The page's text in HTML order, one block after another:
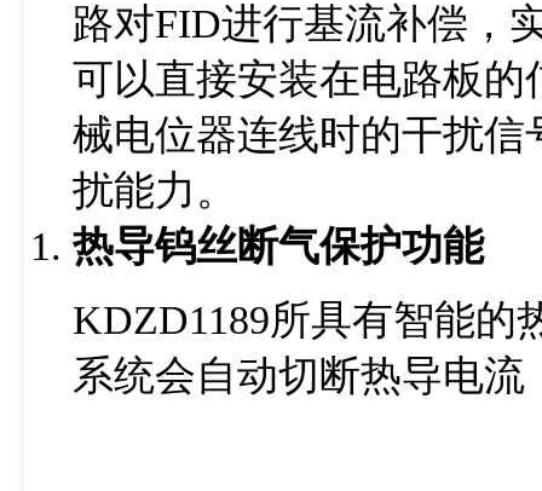
路对FID进行基流补偿，
可以直接安装在电路板
械电位器连线时的干扰
扰能力。
热导钨丝断气保护功能
KDZD1189所具有智能的
系统会自动切断热导电